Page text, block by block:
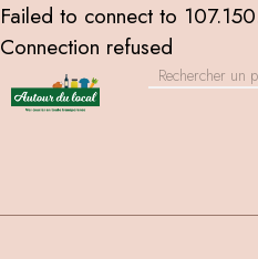
Failed to connect to
Connection refused